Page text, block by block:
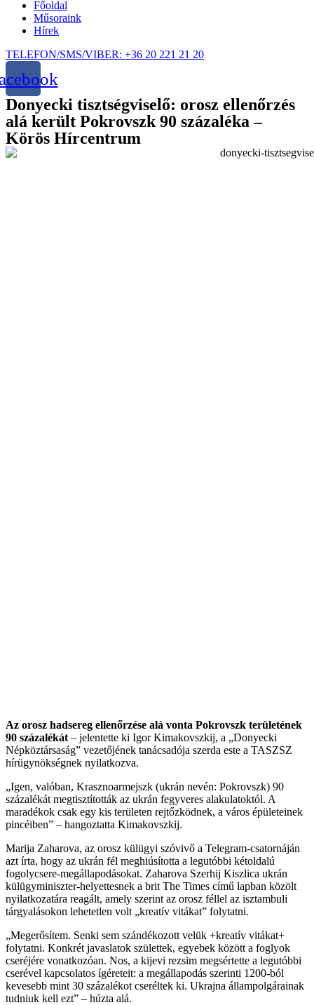
Főoldal
Műsoraink
Hírek
TELEFON/SMS/VIBER: +36 20 221 21 20
Donyecki tisztségviselő: orosz ellenőrzés
alá került Pokrovszk 90 százaléka –
Körös Hírcentrum
Az orosz hadsereg ellenőrzése alá vonta Pokrovszk területének
90 százalékát – jelentette ki Igor Kimakovszkij, a „Donyecki
Népköztársaság” vezetőjének tanácsadója szerda este a TASZSZ
hírügynökségnek nyilatkozva.
„Igen, valóban, Krasznoarmejszk (ukrán nevén: Pokrovszk) 90
százalékát megtisztították az ukrán fegyveres alakulatoktól. A
maradékok csak egy kis területen rejtőzködnek, a város épületeinek
pincéiben” – hangoztatta Kimakovszkij.
Marija Zaharova, az orosz külügyi szóvivő a Telegram-csatornáján
azt írta, hogy az ukrán fél meghiúsította a legutóbbi kétoldalú
fogolycsere-megállapodásokat. Zaharova Szerhij Kiszlica ukrán
külügyminiszter-helyettesnek a brit The Times című lapban közölt
nyilatkozatára reagált, amely szerint az orosz féllel az isztambuli
tárgyalásokon lehetetlen volt „kreatív vitákat” folytatni.
„Megerősítem. Senki sem szándékozott velük +kreatív vitákat+
folytatni. Konkrét javaslatok születtek, egyebek között a foglyok
cseréjére vonatkozóan. Nos, a kijevi rezsim megsértette a legutóbbi
cserével kapcsolatos ígéreteit: a megállapodás szerinti 1200-ból
kevesebb mint 30 százalékot cseréltek ki. Ukrajna állampolgárainak
tudniuk kell ezt” – húzta alá.